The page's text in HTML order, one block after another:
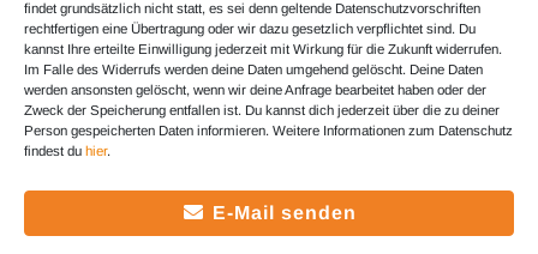
findet grundsätzlich nicht statt, es sei denn geltende Datenschutzvorschriften
rechtfertigen eine Übertragung oder wir dazu gesetzlich verpflichtet sind. Du
kannst Ihre erteilte Einwilligung jederzeit mit Wirkung für die Zukunft widerrufen.
Im Falle des Widerrufs werden deine Daten umgehend gelöscht. Deine Daten
werden ansonsten gelöscht, wenn wir deine Anfrage bearbeitet haben oder der
Zweck der Speicherung entfallen ist. Du kannst dich jederzeit über die zu deiner
Person gespeicherten Daten informieren. Weitere Informationen zum Datenschutz
findest du hier.
E-Mail senden